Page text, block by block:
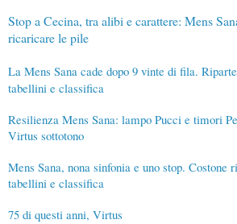
Stop a Cecina, tra alibi e carattere: Mens
ricaricare le pile
La Mens Sana cade dopo 9 vinte di fila.
tabellini e classifica
Resilienza Mens Sana: lampo Pucci e timori
Virtus sottotono
Mens Sana, nona sinfonia e uno stop. Costone
tabellini e classifica
75 di questi anni, Virtus